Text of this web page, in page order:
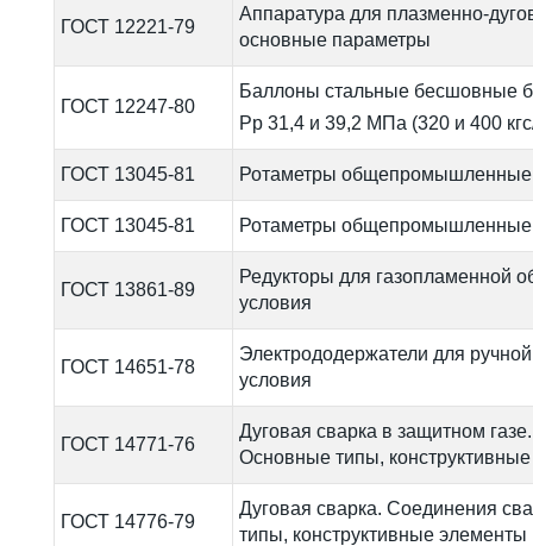
ГОСТ 12221-79
Аппаратура для плазменно-
основные параметры
ГОСТ 12247-80
Баллоны стальные бесшовные
Рр 31,4 и 39,2 МПа (320 и 400
ГОСТ 13045-81 Ротаметры
ГОСТ 13045-81 Ротаметры
ГОСТ 13861-89
Редукторы для газопламенной
условия
ГОСТ 14651-78
Электрододержатели для
условия
ГОСТ 14771-76
Дуговая сварка в защитном
Основные типы,
ГОСТ 14776-79
Дуговая сварка. Соединения
типы, конструктивные